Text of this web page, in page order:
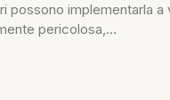
possono implementarla a
pericolosa,...